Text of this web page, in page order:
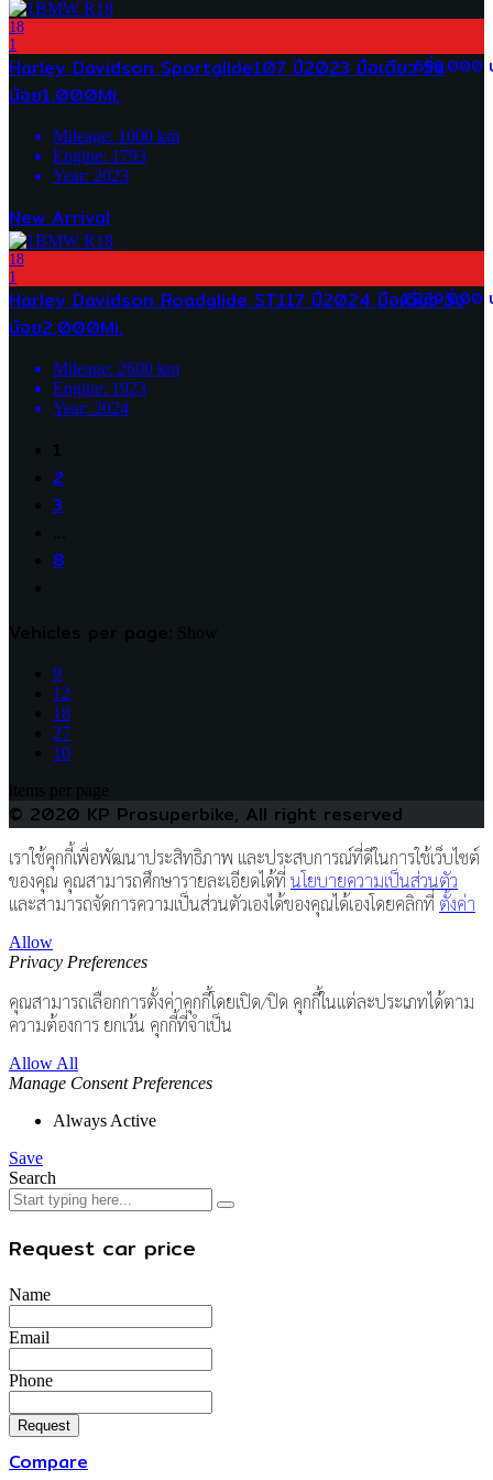
18
1
699,000
Harley Davidson Sportglide107 ปี2023 มือเดียว วิ่ง
น้อย1,000Mi.
Mileage: 1000 km
Engine: 1793
Year: 2023
New Arrival
18
1
1,239,000
Harley Davidson Roadglide ST117 ปี2024 มือเดียว วิ่ง
น้อย2,000Mi.
Mileage: 2600 km
Engine: 1923
Year: 2024
2
3
8
9
12
18
27
10
© 2020 KP Prosuperbike, All right reserved
เราใช้คุกกี้เพื่อพัฒนาประสิทธิภาพ และประสบการณ์ที่ดีในการใช้เว็บไซต์
ของคุณ คุณสามารถศึกษารายละเอียดได้ที่ นโยบายความเป็นส่วนตัว
และสามารถจัดการความเป็นส่วนตัวเองได้ของคุณได้เองโดยคลิกที่ ตั้งค่า
Allow
Privacy Preferences
คุณสามารถเลือกการตั้งค่าคุกกี้โดยเปิด/ปิด คุกกี้ในแต่ละประเภทได้ตาม
ความต้องการ ยกเว้น คุกกี้ที่จำเป็น
Allow All
Manage Consent Preferences
Always Active
Save
Search
Request car price
Name
Email
Phone
Request
Compare